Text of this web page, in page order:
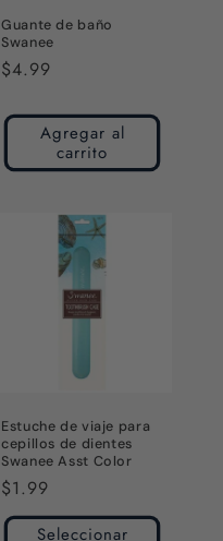
Guante de baño
Swanee
Precio
$4.99
Agregar al
carrito
Estuche de viaje para
cepillos de dientes
Swanee Asst Color
Precio
habitual
$1.99
Seleccionar